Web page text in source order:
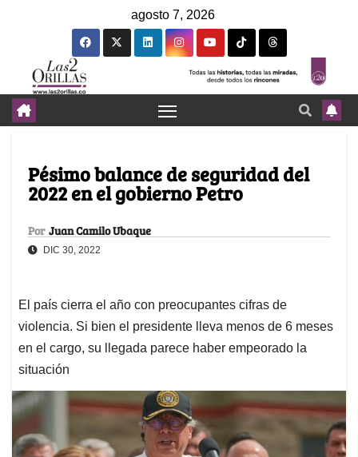
agosto 7, 2026
Pésimo balance de seguridad del
2022 en el gobierno Petro
Por Juan Camilo Ubaque
DIC 30, 2022
El país cierra el año con preocupantes cifras de
violencia. Si bien el presidente lleva menos de 6 meses
en el cargo, su llegada parece haber empeorado la
situación